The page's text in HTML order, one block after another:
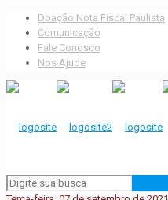
Doação Nota Fiscal Paulista
Comunicação
Fale Conosco
Nos Ajude